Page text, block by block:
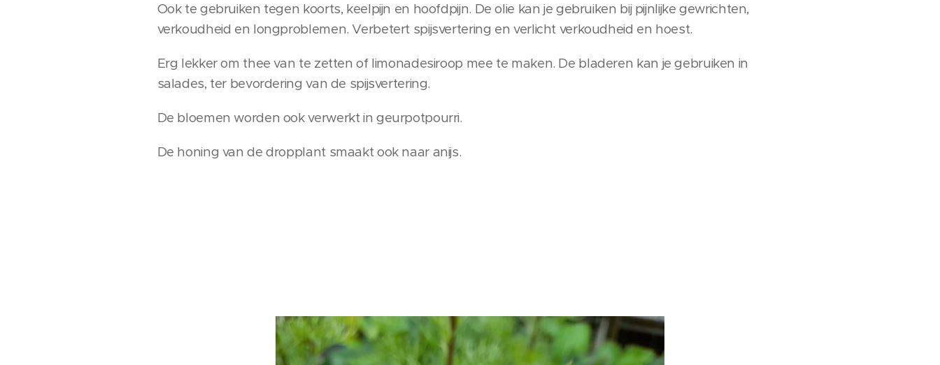
Ook te gebruiken tegen koorts, keelpijn en hoofdpijn. De olie kan je gebruiken bij pijnlijke gewrichten,
verkoudheid en longproblemen. Verbetert spijsvertering en verlicht verkoudheid en hoest.
Erg lekker om thee van te zetten of limonadesiroop mee te maken. De bladeren kan je gebruiken in
salades, ter bevordering van de spijsvertering.
De bloemen worden ook verwerkt in geurpotpourri.
De honing van de dropplant smaakt ook naar anijs.